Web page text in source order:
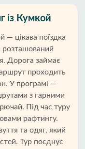
із Кумкой
— цікава поїздка
Дорога займає
проходить
У програмі —
з гарними
Під час туру
рафтингу.
та одяг, який
Тур поєднує